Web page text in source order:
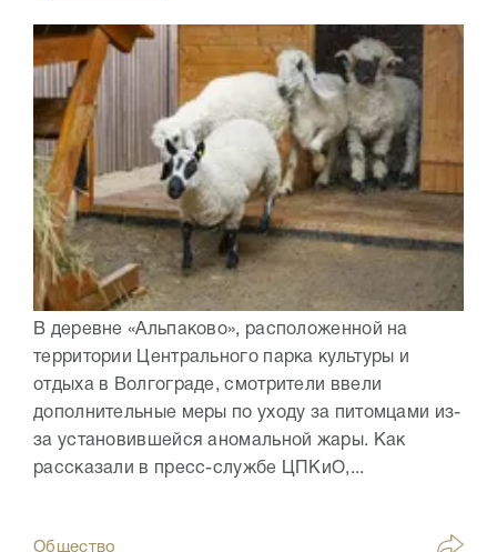
В деревне «Альпаково», расположенной на
территории Центрального парка культуры и
отдыха в Волгограде, смотрители ввели
дополнительные меры по уходу за питомцами из-
за установившейся аномальной жары. Как
рассказали в пресс-службе ЦПКиО,...
Общество